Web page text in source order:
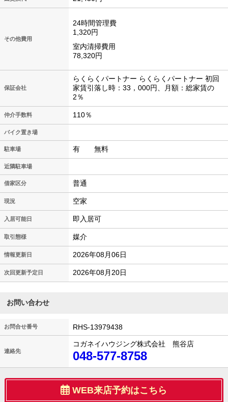
その他費用
24時間管理費
1,320円
室内清掃費用
78,320円
保証会社
らくらくパートナー らくらくパートナー 初回
家賃引落し時：33，000円、月額：総家賃の
2％
仲介手数料 110％
バイク置き場
駐車場 有 無料
近隣駐車場
借家区分 普通
現況 空家
入居可能日 即入居可
取引態様 媒介
情報更新日 2026年08月06日
次回更新予定日 2026年08月20日
お問い合わせ
お問合せ番号 RHS-13979438
連絡先
コガネイハウジング株式会社 熊谷店
048-577-8758
WEB来店予約はこちら